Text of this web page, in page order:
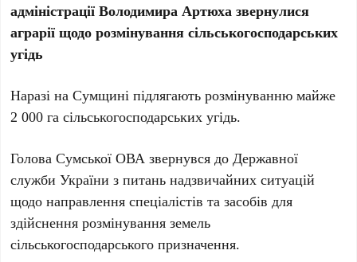
адміністрації Володимира Артюха звернулися
аграрії щодо розмінування сільськогосподарських
угідь
Наразі на Сумщині підлягають розмінуванню майже
2 000 га сільськогосподарських угідь.
Голова Сумської ОВА звернувся до Державної
служби України з питань надзвичайних ситуацій
щодо направлення спеціалістів та засобів для
здійснення розмінування земель
сільськогосподарського призначення.